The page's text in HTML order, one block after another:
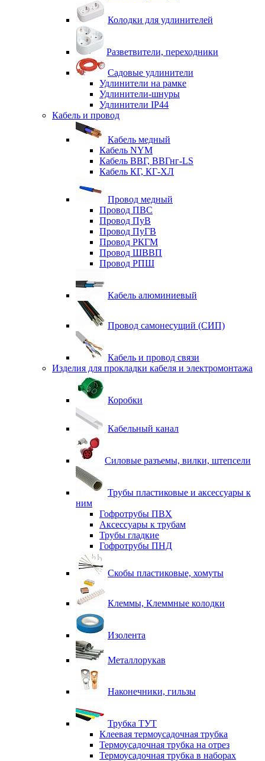
Колодки для удлинителей
Разветвители, переходники
Садовые удлинители
Удлинители на рамке
Удлинители-шнуры
Удлинители IP44
Кабель и провод
Кабель медный
Кабель NYM
Кабель ВВГ, ВВГнг-LS
Кабель КГ, КГ-ХЛ
Провод медный
Провод ПВС
Провод ПуВ
Провод ПуГВ
Провод РКГМ
Провод ШВВП
Провод РПШ
Кабель алюминиевый
Провод самонесущий (СИП)
Кабель и провод связи
Изделия для прокладки кабеля и электромонтажа
Коробки
Кабельный канал
Силовые разъемы, вилки, штепсели
Трубы пластиковые и аксессуары к
ним
Гофротрубы ПВХ
Аксессуары к трубам
Трубы гладкие
Гофротрубы ПНД
Скобы пластиковые, хомуты
Клеммы, Клеммные колодки
Изолента
Металлорукав
Наконечники, гильзы
Трубка ТУТ
Клеевая термоусадочная трубка
Термоусадочная трубка на отрез
Термоусадочная трубка в наборах